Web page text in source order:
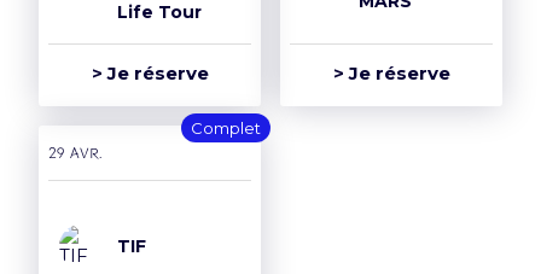
Life Tour
> Je réserve > Je réserve
Complet
29 avr.
TIF